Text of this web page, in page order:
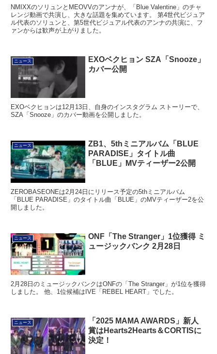
NMIXXのソリュンとMEOVVのアンナが、「Blue Valentine」のチャ
レンジ動画で共演し、大きな話題を集めています。 第4世代ビジュア
ル代表のソリュンと、第5世代ビジュアル代表のアンナの共演に、フ
ァンからは歓声が上がりました。
ニュース
EXOベクヒョン SZA「Snooze」
カバー公開
EXOベクヒョンは12月13日、自身のインスタグラム ストーリーで、
SZA「Snooze」のカバー動画を公開しました。
ニュース
ZB1、5thミニアルバム「BLUE
PARADISE」タイトル曲
「BLUE」MVティーザー2公開
ZEROBASEONEは2月24日にリリース予定の5thミニアルバム
「BLUE PARADISE」のタイトル曲「BLUE」のMVティーザー2を公
開しました。
ニュース
ONF「The Stranger」1位獲得 ミ
ュージックバンク 2月28日
2月28日のミュージックバンクはONFの「The Stranger」が1位を獲得
しました。 他、1位候補はIVE「REBEL HEART」でした。
ニュース
「2025 MAMA AWARDS」新人
賞はHearts2Hearts＆CORTISに
決定！